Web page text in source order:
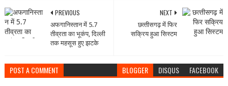
NEXT
छत्‍तीसगढ़ में फिर
सक्रिय हुआ सिस्टम
PREVIOUS
अफगानिस्तान में 5.7
तीव्रता का भूकंप, दिल्ली
तक महसूस हुए झटके
POST A COMMENT BLOGGER DISQUS FACEBOOK